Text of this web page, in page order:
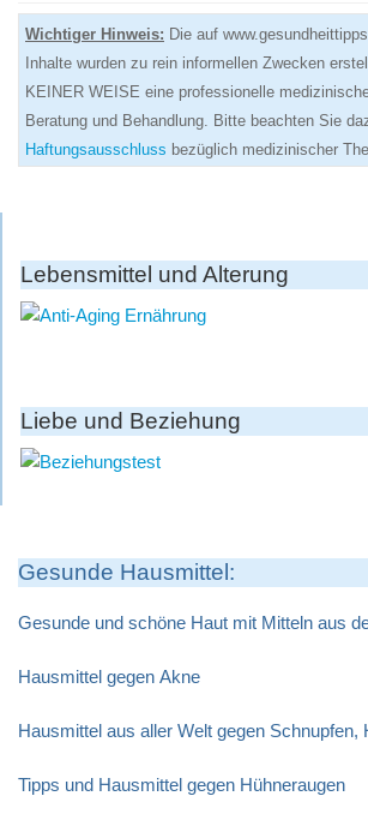
Wichtiger Hinweis: Die auf
Inhalte wurden zu rein informellen Zwecken
KEINER WEISE eine professionelle
Beratung und Behandlung. Bitte beachten Sie
Haftungsausschluss bezüglich medizinischer
Lebensmittel und Alterung
Liebe und Beziehung
Gesunde Hausmittel:
Gesunde und schöne Haut mit Mitteln aus
Hausmittel gegen Akne
Hausmittel aus aller Welt gegen Schnupfen,
Tipps und Hausmittel gegen Hühneraugen